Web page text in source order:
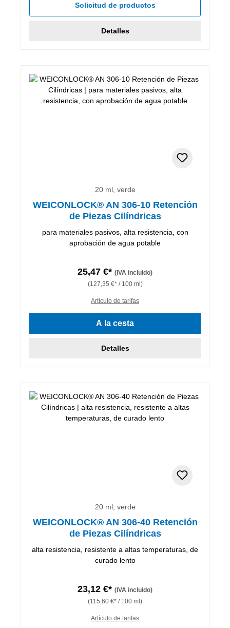
Solicitud de productos
Detalles
20 ml, verde
WEICONLOCK® AN 306-10 Retención
de Piezas Cilíndricas
para materiales pasivos, alta resistencia, con
aprobación de agua potable
25,47 €* (IVA incluido)
(127,35 €* / 100 ml)
Artículo de tarifas
A la cesta
Detalles
20 ml, verde
WEICONLOCK® AN 306-40 Retención
de Piezas Cilíndricas
alta resistencia, resistente a altas temperaturas, de
curado lento
23,12 €* (IVA incluido)
(115,60 €* / 100 ml)
Artículo de tarifas